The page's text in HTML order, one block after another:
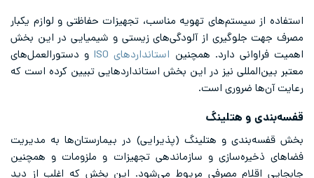
استفاده از سیستم‌های تهویه مناسب، تجهیزات حفاظتی و لوازم یکبار
مصرف جهت جلوگیری از آلودگی‌های زیستی و شیمیایی در این بخش
اهمیت فراوانی دارد. همچنین استانداردهای ISO
و دستورالعمل‌های
معتبر بین‌المللی نیز در این بخش استانداردهایی تبیین کرده است که
رعایت آن‌ها ضروری است.
قفسه‌بندی و هتلینگ
بخش قفسه‌بندی و هتلینگ (پذیرایی) در بیمارستان‌ها به مدیریت
فضاهای ذخیره‌سازی و سازماندهی تجهیزات و ملزومات و همچنین
جابجایی اقلام مصرفی مربوط می‌شود. این بخش که اغلب از دید